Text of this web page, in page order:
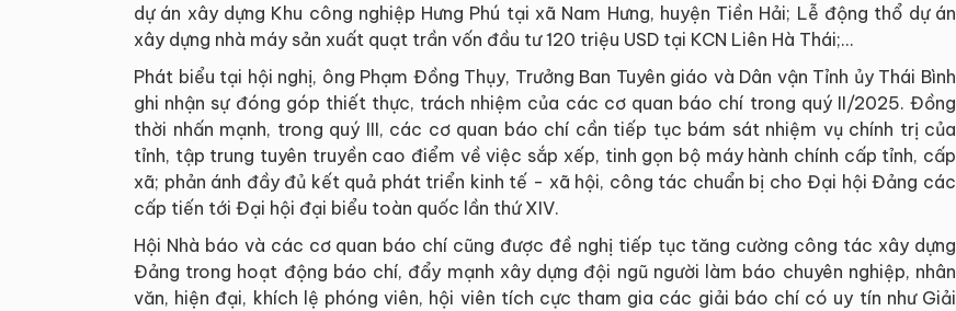
dự án xây dựng Khu công nghiệp Hưng Phú tại xã Nam Hưng, huyện Tiền Hải; Lễ động thổ dự án
xây dựng nhà máy sản xuất quạt trần vốn đầu tư 120 triệu USD tại KCN Liên Hà Thái;…
Phát biểu tại hội nghị, ông Phạm Đồng Thụy, Trưởng Ban Tuyên giáo và Dân vận Tỉnh ủy Thái Bình
ghi nhận sự đóng góp thiết thực, trách nhiệm của các cơ quan báo chí trong quý II/2025. Đồng
thời nhấn mạnh, trong quý III, các cơ quan báo chí cần tiếp tục bám sát nhiệm vụ chính trị của
tỉnh, tập trung tuyên truyền cao điểm về việc sắp xếp, tinh gọn bộ máy hành chính cấp tỉnh, cấp
xã; phản ánh đầy đủ kết quả phát triển kinh tế - xã hội, công tác chuẩn bị cho Đại hội Đảng các
cấp tiến tới Đại hội đại biểu toàn quốc lần thứ XIV.
Hội Nhà báo và các cơ quan báo chí cũng được đề nghị tiếp tục tăng cường công tác xây dựng
Đảng trong hoạt động báo chí, đẩy mạnh xây dựng đội ngũ người làm báo chuyên nghiệp, nhân
văn, hiện đại, khích lệ phóng viên, hội viên tích cực tham gia các giải báo chí có uy tín như Giải